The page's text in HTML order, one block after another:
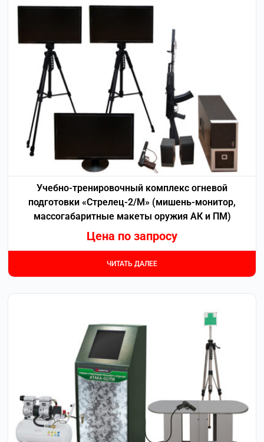
Учебно-тренировочный комплекс огневой
подготовки «Стрелец-2/М» (мишень-монитор,
массогабаритные макеты оружия АК и ПМ)
Цена по запросу
ЧИТАТЬ ДАЛЕЕ